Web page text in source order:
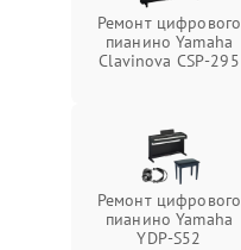
Ремонт цифрового
пианино Yamaha
Clavinova CSP-295
Ремонт цифрового
пианино Yamaha
YDP-S52